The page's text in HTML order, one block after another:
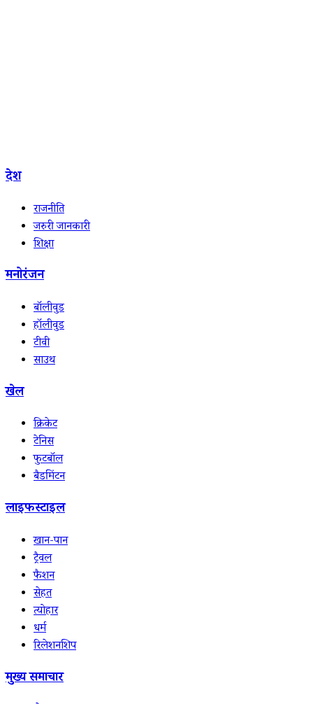
देश
राजनीति
जरुरी जानकारी
शिक्षा
मनोरंजन
बॉलीवुड
हॉलीवुड
टीवी
साउथ
खेल
क्रिकेट
टेनिस
फुटबॉल
बैडमिंटन
लाइफस्टाइल
खान-पान
ट्रैवल
फैशन
सेहत
त्योहार
धर्म
रिलेशनशिप
मुख्य समाचार